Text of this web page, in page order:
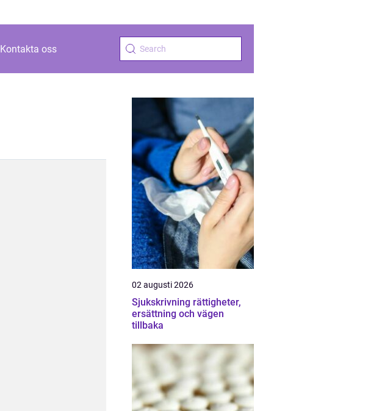
Kontakta oss
02 augusti 2026
Sjukskrivning rättigheter,
ersättning och vägen
tillbaka